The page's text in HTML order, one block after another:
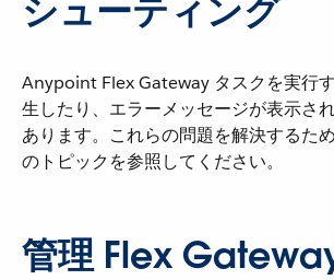
シューティング
Anypoint Flex Gateway タスクを実行
生したり、エラーメッセージが表示さ
あります。これらの問題を解決するた
のトピックを参照してください。
管理 Flex